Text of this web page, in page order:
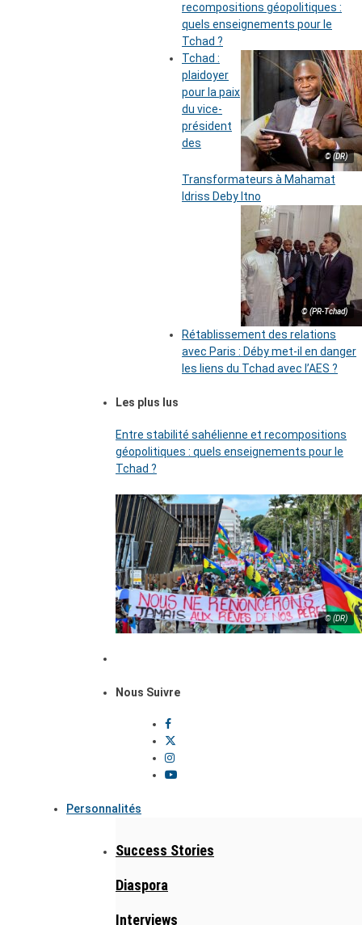
recompositions géopolitiques :
quels enseignements pour le
Tchad ?
© (DR)
Tchad :
plaidoyer
pour la paix
du vice-
président
des
Transformateurs à Mahamat
Idriss Deby Itno
© (PR-Tchad)
Rétablissement des relations
avec Paris : Déby met-il en danger
les liens du Tchad avec l’AES ?
Les plus lus
Entre stabilité sahélienne et recompositions
géopolitiques : quels enseignements pour le
Tchad ?
© (DR)
Nous Suivre
Personnalités
Success Stories
Diaspora
Interviews